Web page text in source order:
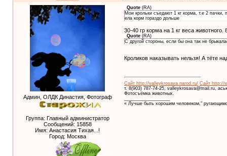
Админ, ОЛДК Династия, Фотограф
Группа: Главный администратор
Сообщений: 15858
Имя: Анастасия Тихая...!
Город: Москва
Quote (RA)
Мои крольки съедают 1 кг корма, т.е 2
ела корм гораздо дольше
30-40 гр корма на 1 кг веса
Quote (RA)
С другой стороны, если бы она так не
Кроликов наказывать нельзя! А тёте
Сайт http://valleykrosava.narod.ru/ Сайт http://
т. 8(903) 787-74-25, valleykrosava@mail.ru,
Фотосъёмка животных.
« Лучше быть хорошим человеком,"